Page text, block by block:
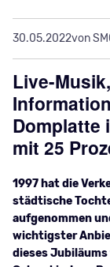
30.05.2022von
Live-
Domplatte
mit 25
1997 hat die
städtische
aufgenommen
wichtigster
dieses